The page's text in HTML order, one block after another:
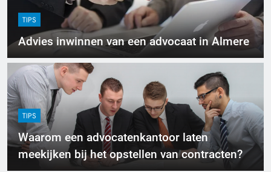
TIPS
Advies inwinnen van een advocaat in Almere
TIPS
Waarom een advocatenkantoor laten
meekijken bij het opstellen van contracten?